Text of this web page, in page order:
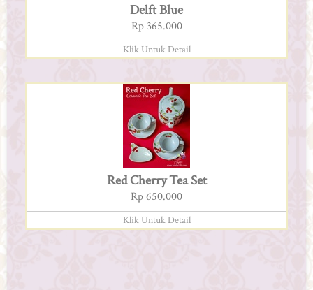
Delft Blue
Rp 365.000
Klik Untuk Detail
Red Cherry Tea Set
Rp 650.000
Klik Untuk Detail